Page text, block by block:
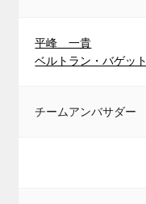
平峰 一貴
ベルトラン・バゲット
チームアンバサダー